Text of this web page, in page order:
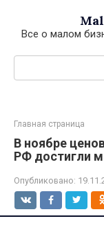
контентуВсе о малом
Поиск:
Главная страница
В ноябре
РФ достигли
Опубликовано: